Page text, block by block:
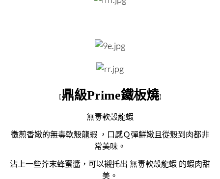
【鼎級Prime鐵板燒】
無毒軟殼龍蝦
徵煎香嫩的無毒軟殼龍蝦 ，口感Ｑ彈鮮嫩且從殼到肉都非
常美味。
沾上一些芥末蜂蜜醬，可以襯托出 無毒軟殼龍蝦 的蝦肉甜
美。